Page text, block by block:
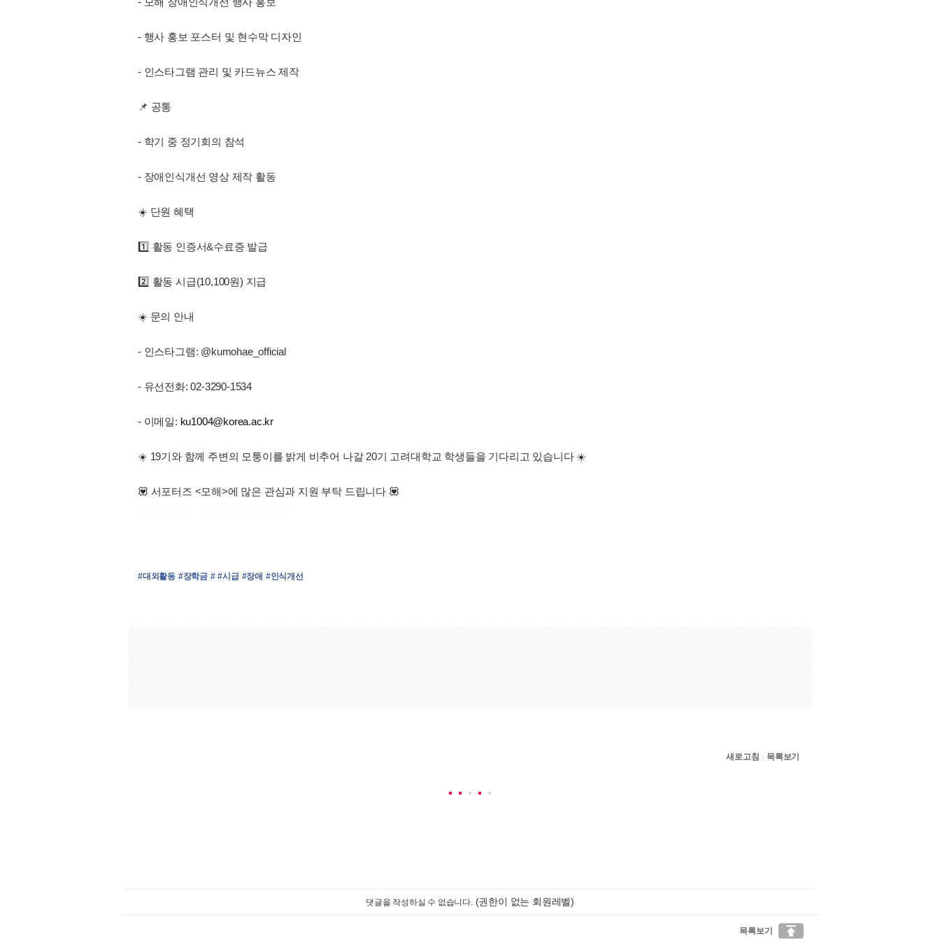
- 행사 홍보 포스터 및 현수막 디자인
- 인스타그램 관리 및 카드뉴스 제작
📌 공통
- 학기 중 정기회의 참석
- 장애인식개선 영상 제작 활동
☀️ 단원 혜택
1️⃣ 활동 인증서&수료증 발급
2️⃣ 활동 시급(10,100원) 지급
☀️ 문의 안내
- 인스타그램: @kumohae_official
- 유선전화: 02-3290-1534
- 이메일: ku1004@korea.ac.kr
☀️ 19기와 함께 주변의 모퉁이를 밝게 비추어 나갈 20기 고려대학교 학생들을 기다리고 있습니다 ☀️
💟 서포터즈 <모해>에 많은 관심과 지원 부탁 드립니다 💟
#대외활동 #장학금 # #시급 #장애 #인식개선
새로고침 | 목록보기
댓글을 작성하실 수 없습니다. (권한이 없는 회원레벨)
목록보기 